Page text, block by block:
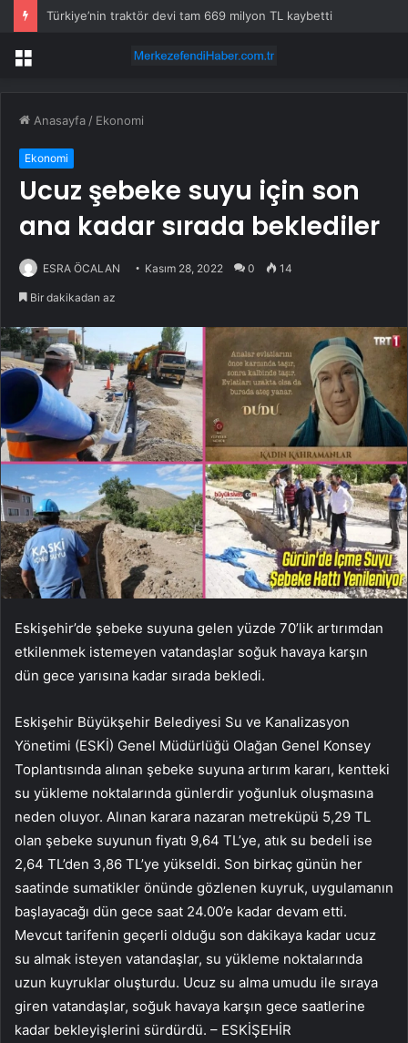
Türkiye’nin traktör devi tam 669 milyon TL kaybetti
Menü
Anasayfa / Ekonomi
Ekonomi
Ucuz şebeke suyu için son
ana kadar sırada beklediler
ESRA ÖCALAN Kasım 28, 2022 0 14
Bir dakikadan az
Eskişehir’de şebeke suyuna gelen yüzde 70’lik artırımdan
etkilenmek istemeyen vatandaşlar soğuk havaya karşın
dün gece yarısına kadar sırada bekledi.
Eskişehir Büyükşehir Belediyesi Su ve Kanalizasyon
Yönetimi (ESKİ) Genel Müdürlüğü Olağan Genel Konsey
Toplantısında alınan şebeke suyuna artırım kararı, kentteki
su yükleme noktalarında günlerdir yoğunluk oluşmasına
neden oluyor. Alınan karara nazaran metreküpü 5,29 TL
olan şebeke suyunun fiyatı 9,64 TL’ye, atık su bedeli ise
2,64 TL’den 3,86 TL’ye yükseldi. Son birkaç günün her
saatinde sumatikler önünde gözlenen kuyruk, uygulamanın
başlayacağı dün gece saat 24.00’e kadar devam etti.
Mevcut tarifenin geçerli olduğu son dakikaya kadar ucuz
su almak isteyen vatandaşlar, su yükleme noktalarında
uzun kuyruklar oluşturdu. Ucuz su alma umudu ile sıraya
giren vatandaşlar, soğuk havaya karşın gece saatlerine
kadar bekleyişlerini sürdürdü. – ESKİŞEHİR